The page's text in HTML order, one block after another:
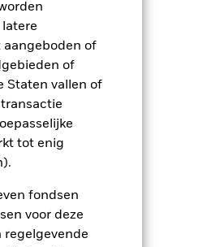
of
of
Staten vallen of
tot enig
fondsen
voor deze
regelgevende
23,7
niet in
heel